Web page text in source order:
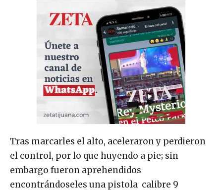
Tras marcarles el alto, aceleraron y perdieron
el control, por lo que huyendo a pie; sin
embargo fueron aprehendidos
encontrándoseles una pistola calibre 9